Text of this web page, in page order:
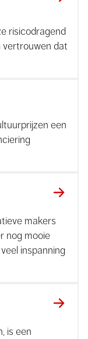
risicodragend
vertrouwen dat
een
makers
nog mooie
inspanning
is een